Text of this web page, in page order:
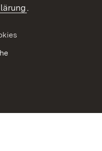
zur
.